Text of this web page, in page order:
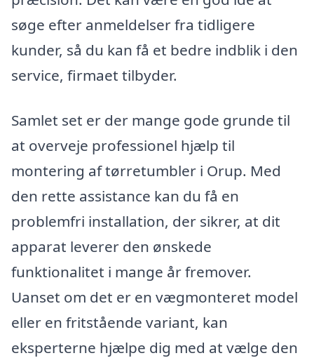
søge efter anmeldelser fra tidligere
kunder, så du kan få et bedre indblik i den
service, firmaet tilbyder.
Samlet set er der mange gode grunde til
at overveje professionel hjælp til
montering af tørretumbler i Orup. Med
den rette assistance kan du få en
problemfri installation, der sikrer, at dit
apparat leverer den ønskede
funktionalitet i mange år fremover.
Uanset om det er en vægmonteret model
eller en fritstående variant, kan
eksperterne hjælpe dig med at vælge den